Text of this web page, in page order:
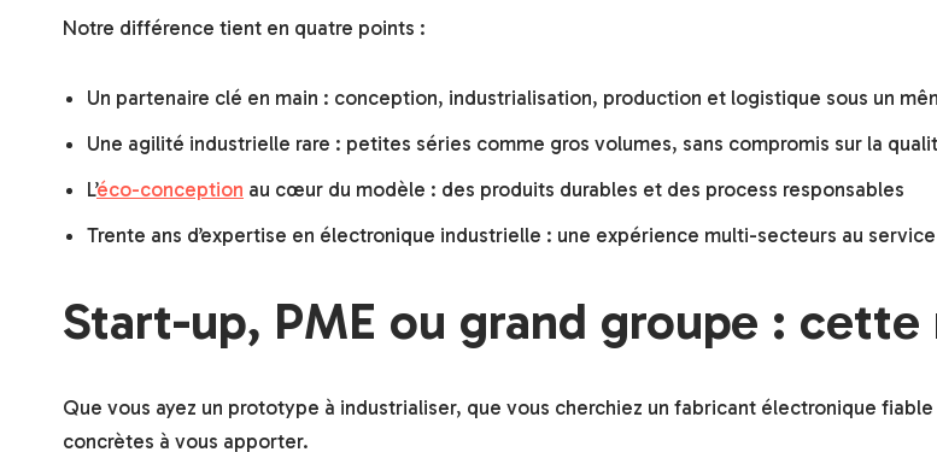
Notre différence tient en quatre points :
Un partenaire clé en main : conception, industrialisation, production et logistique sous un
Une agilité industrielle rare : petites séries comme gros volumes, sans compromis sur la
L’éco-conception au cœur du modèle : des produits durables et des process responsables
Trente ans d’expertise en électronique industrielle : une expérience multi-secteurs au
Start-up, PME ou grand groupe :
Que vous ayez un prototype à industrialiser, que vous cherchiez un fabricant électronique
concrètes à vous apporter.